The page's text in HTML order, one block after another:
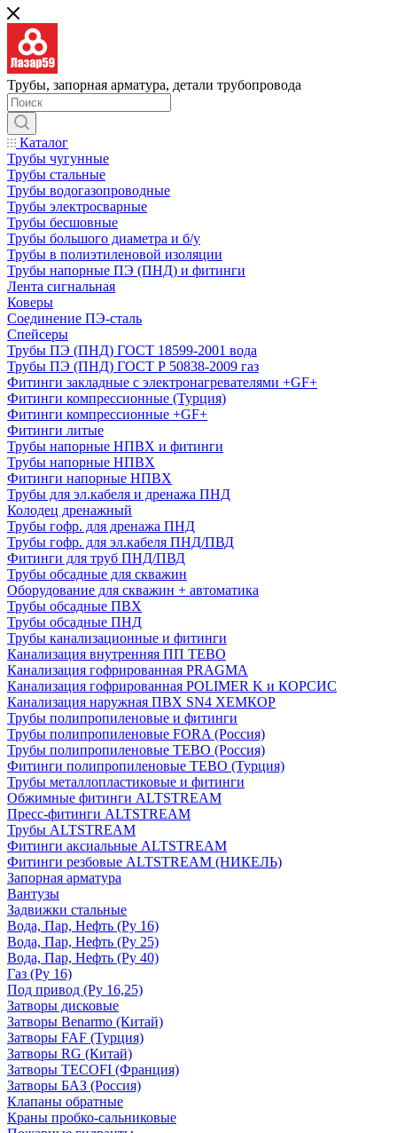
Трубы, запорная арматура, детали трубопровода
Каталог
Трубы чугунные
Трубы стальные
Трубы водогазопроводные
Трубы электросварные
Трубы бесшовные
Трубы большого диаметра и б/у
Трубы в полиэтиленовой изоляции
Трубы напорные ПЭ (ПНД) и фитинги
Лента сигнальная
Коверы
Соединение ПЭ-сталь
Спейсеры
Трубы ПЭ (ПНД) ГОСТ 18599-2001 вода
Трубы ПЭ (ПНД) ГОСТ Р 50838-2009 газ
Фитинги закладные с электронагревателями +GF+
Фитинги компрессионные (Турция)
Фитинги компрессионные +GF+
Фитинги литые
Трубы напорные НПВХ и фитинги
Трубы напорные НПВХ
Фитинги напорные НПВХ
Трубы для эл.кабеля и дренажа ПНД
Колодец дренажный
Трубы гофр. для дренажа ПНД
Трубы гофр. для эл.кабеля ПНД/ПВД
Фитинги для труб ПНД/ПВД
Трубы обсадные для скважин
Оборудование для скважин + автоматика
Трубы обсадные ПВХ
Трубы обсадные ПНД
Трубы канализационные и фитинги
Канализация внутренняя ПП TEBO
Канализация гофрированная PRAGMA
Канализация гофрированная POLIMER K и КОРСИС
Канализация наружная ПВХ SN4 ХЕМКОР
Трубы полипропиленовые и фитинги
Трубы полипропиленовые FORA (Россия)
Трубы полипропиленовые TEBO (Россия)
Фитинги полипропиленовые TEBO (Турция)
Трубы металлопластиковые и фитинги
Обжимные фитинги ALTSTREAM
Пресс-фитинги ALTSTREAM
Трубы ALTSTREAM
Фитинги аксиальные ALTSTREAM
Фитинги резбовые ALTSTREAM (НИКЕЛЬ)
Запорная арматура
Вантузы
Задвижки стальные
Вода, Пар, Нефть (Ру 16)
Вода, Пар, Нефть (Ру 25)
Вода, Пар, Нефть (Ру 40)
Газ (Ру 16)
Под привод (Ру 16,25)
Затворы дисковые
Затворы Benarmo (Китай)
Затворы FAF (Турция)
Затворы RG (Китай)
Затворы TECOFI (Франция)
Затворы БАЗ (Россия)
Клапаны обратные
Краны пробко-сальниковые